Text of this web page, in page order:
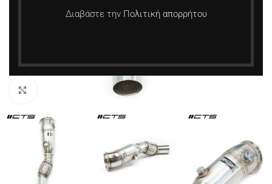
Διαβάστε την Πολιτική απορρήτου
Κάντε κλικ για μεγέθυνση